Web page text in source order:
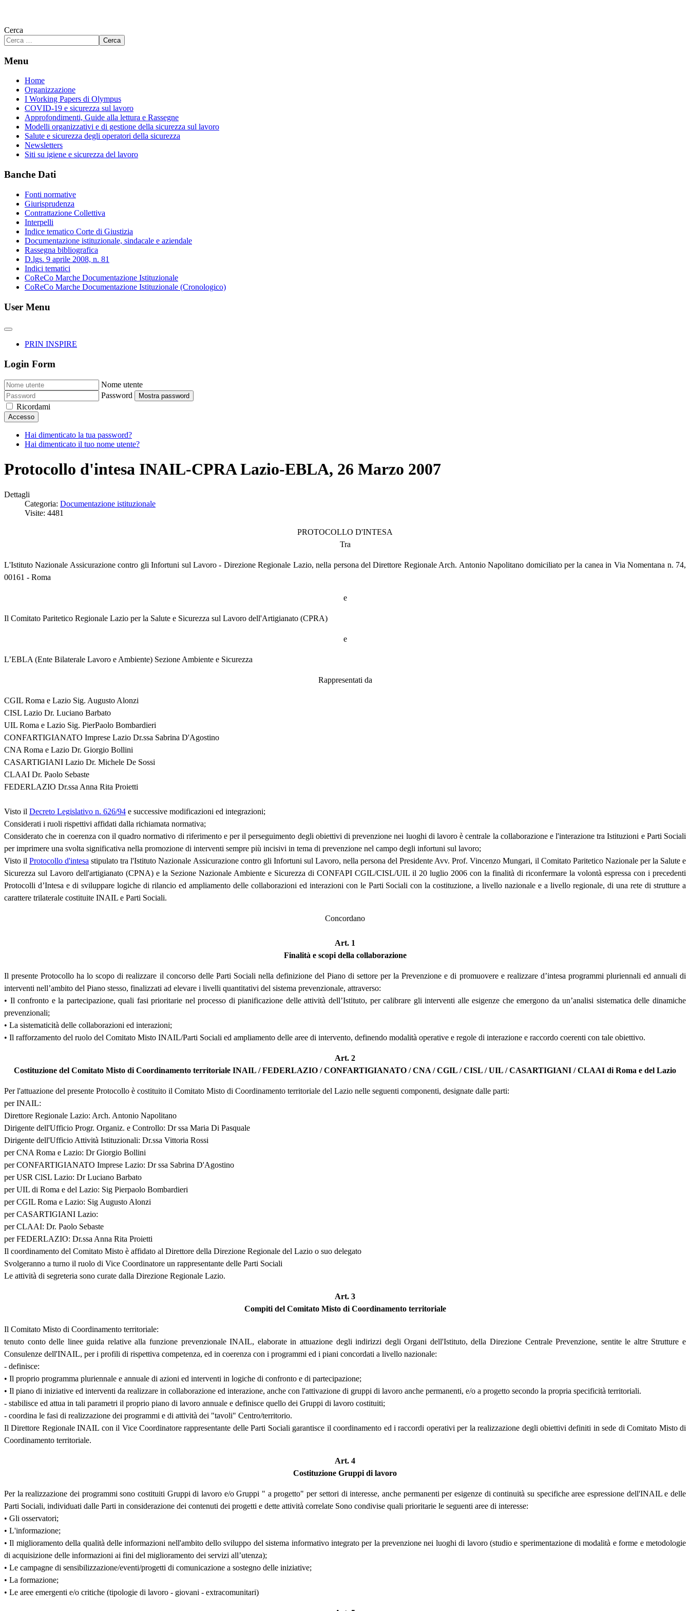
Cerca
Cerca
Menu
Home
Organizzazione
I Working Papers di Olympus
COVID-19 e sicurezza sul lavoro
Approfondimenti, Guide alla lettura e Rassegne
Modelli organizzativi e di gestione della sicurezza sul lavoro
Salute e sicurezza degli operatori della sicurezza
Newsletters
Siti su igiene e sicurezza del lavoro
Banche Dati
Fonti normative
Giurisprudenza
Contrattazione Collettiva
Interpelli
Indice tematico Corte di Giustizia
Documentazione istituzionale, sindacale e aziendale
Rassegna bibliografica
D.lgs. 9 aprile 2008, n. 81
Indici tematici
CoReCo Marche Documentazione Istituzionale
CoReCo Marche Documentazione Istituzionale (Cronologico)
User Menu
PRIN INSPIRE
Login Form
Nome utente
Password
Mostra password
Ricordami
Accesso
Hai dimenticato la tua password?
Hai dimenticato il tuo nome utente?
Protocollo d'intesa INAIL-CPRA Lazio-EBLA, 26 Marzo 2007
Dettagli
Categoria: Documentazione istituzionale
Visite: 4481
PROTOCOLLO D'INTESA
Tra
L'Istituto Nazionale Assicurazione contro gli Infortuni sul Lavoro - Direzione Regionale Lazio, nella persona del Direttore Regionale Arch. Antonio Napolitano domiciliato per la canea in Via Nomentana n. 74,
00161 - Roma
e
Il Comitato Paritetico Regionale Lazio per la Salute e Sicurezza sul Lavoro dell'Artigianato (CPRA)
e
L’EBLA (Ente Bilaterale Lavoro e Ambiente) Sezione Ambiente e Sicurezza
Rappresentati da
CGIL Roma e Lazio Sig. Augusto Alonzi
CISL Lazio Dr. Luciano Barbato
UIL Roma e Lazio Sig. PierPaolo Bombardieri
CONFARTIGIANATO Imprese Lazio Dr.ssa Sabrina D'Agostino
CNA Roma e Lazio Dr. Giorgio Bollini
CASARTIGIANI Lazio Dr. Michele De Sossi
CLAAI Dr. Paolo Sebaste
FEDERLAZIO Dr.ssa Anna Rita Proietti
Visto il Decreto Legislativo n. 626/94 e successive modificazioni ed integrazioni;
Considerati i ruoli rispettivi affidati dalla richiamata normativa;
Considerato che in coerenza con il quadro normativo di riferimento e per il perseguimento degli obiettivi di prevenzione nei luoghi di lavoro è centrale la collaborazione e l'interazione tra Istituzioni e Parti Sociali
per imprimere una svolta significativa nella promozione di interventi sempre più incisivi in tema di prevenzione nel campo degli infortuni sul lavoro;
Visto ilProtocollo d'intesa stipulato tra l'Istituto Nazionale Assicurazione contro gli Infortuni sul Lavoro, nella persona del Presidente Avv. Prof. Vincenzo Mungari, il Comitato Paritetico Nazionale per la Salute e
Sicurezza sul Lavoro dell'artigianato (CPNA) e la Sezione Nazionale Ambiente e Sicurezza di CONFAPI CGIL/CISL/UIL il 20 luglio 2006 con la finalità di riconfermare la volontà espressa con i precedenti
Protocolli d’Intesa e di sviluppare logiche di rilancio ed ampliamento delle collaborazioni ed interazioni con le Parti Sociali con la costituzione, a livello nazionale e a livello regionale, di una rete di strutture a
carattere trilaterale costituite INAIL e Parti Sociali.
Concordano
Art. 1
Finalità e scopi della collaborazione
Il presente Protocollo ha lo scopo di realizzare il concorso delle Parti Sociali nella definizione del Piano di settore per la Prevenzione e di promuovere e realizzare d’intesa programmi pluriennali ed annuali di
interventi nell’ambito del Piano stesso, finalizzati ad elevare i livelli quantitativi del sistema prevenzionale, attraverso:
• Il confronto e la partecipazione, quali fasi prioritarie nel processo di pianificazione delle attività dell’Istituto, per calibrare gli interventi alle esigenze che emergono da un’analisi sistematica delle dinamiche
prevenzionali;
• La sistematicità delle collaborazioni ed interazioni;
• Il rafforzamento del ruolo del Comitato Misto INAIL/Parti Sociali ed ampliamento delle aree di intervento, definendo modalità operative e regole di interazione e raccordo coerenti con tale obiettivo.
Art. 2
Costituzione del Comitato Misto di Coordinamento territoriale INAIL / FEDERLAZIO / CONFARTIGIANATO / CNA / CGIL / CISL / UIL / CASARTIGIANI / CLAAI di Roma e del Lazio
Per l'attuazione del presente Protocollo è costituito il Comitato Misto di Coordinamento territoriale del Lazio nelle seguenti componenti, designate dalle parti:
per INAIL:
Direttore Regionale Lazio: Arch. Antonio Napolitano
Dirigente dell'Ufficio Progr. Organiz. e Controllo: Dr ssa Maria Di Pasquale
Dirigente dell'Ufficio Attività Istituzionali: Dr.ssa Vittoria Rossi
per CNA Roma e Lazio: Dr Giorgio Bollini
per CONFARTIGIANATO Imprese Lazio: Dr ssa Sabrina D'Agostino
per USR ClSL Lazio: Dr Luciano Barbato
per UIL di Roma e del Lazio: Sig Pierpaolo Bombardieri
per CGIL Roma e Lazio: Sig Augusto Alonzi
per CASARTIGIANI Lazio:
per CLAAI: Dr. Paolo Sebaste
per FEDERLAZIO: Dr.ssa Anna Rita Proietti
Il coordinamento del Comitato Misto è affidato al Direttore della Direzione Regionale del Lazio o suo delegato
Svolgeranno a turno il ruolo di Vice Coordinatore un rappresentante delle Parti Sociali
Le attività di segreteria sono curate dalla Direzione Regionale Lazio.
Art. 3
Compiti del Comitato Misto di Coordinamento territoriale
Il Comitato Misto di Coordinamento territoriale:
tenuto conto delle linee guida relative alla funzione prevenzionale INAIL, elaborate in attuazione degli indirizzi degli Organi dell'Istituto, della Direzione Centrale Prevenzione, sentite le altre Strutture e
Consulenze dell'INAIL, per i profili di rispettiva competenza, ed in coerenza con i programmi ed i piani concordati a livello nazionale:
- definisce:
• Il proprio programma pluriennale e annuale di azioni ed interventi in logiche di confronto e di partecipazione;
• Il piano di iniziative ed interventi da realizzare in collaborazione ed interazione, anche con l'attivazione di gruppi di lavoro anche permanenti, e/o a progetto secondo la propria specificità territoriali.
- stabilisce ed attua in tali parametri il proprio piano di lavoro annuale e definisce quello dei Gruppi di lavoro costituiti;
- coordina le fasi di realizzazione dei programmi e di attività dei "tavoli" Centro/territorio.
Il Direttore Regionale INAIL con il Vice Coordinatore rappresentante delle Parti Sociali garantisce il coordinamento ed i raccordi operativi per la realizzazione degli obiettivi definiti in sede di Comitato Misto di
Coordinamento territoriale.
Art. 4
Costituzione Gruppi di lavoro
Per la realizzazione dei programmi sono costituiti Gruppi di lavoro e/o Gruppi " a progetto" per settori di interesse, anche permanenti per esigenze di continuità su specifiche aree espressione dell'INAIL e delle
Parti Sociali, individuati dalle Parti in considerazione dei contenuti dei progetti e dette attività correlate Sono condivise quali prioritarie le seguenti aree di interesse:
• Gli osservatori;
• L'informazione;
• Il miglioramento della qualità delle informazioni nell'ambito dello sviluppo del sistema informativo integrato per la prevenzione nei luoghi di lavoro (studio e sperimentazione di modalità e forme e metodologie
di acquisizione delle informazioni ai fini del miglioramento dei servizi all’utenza);
• Le campagne di sensibilizzazione/eventi/progetti di comunicazione a sostegno delle iniziative;
• La formazione;
• Le aree emergenti e/o critiche (tipologie di lavoro - giovani - extracomunitari)